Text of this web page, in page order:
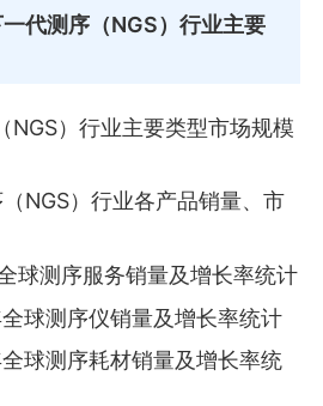
代测序（NGS）行业主要
NGS）行业主要类型市场规模
（NGS）行业各产品销量、市
球测序服务销量及增长率统计
球测序仪销量及增长率统计
球测序耗材销量及增长率统